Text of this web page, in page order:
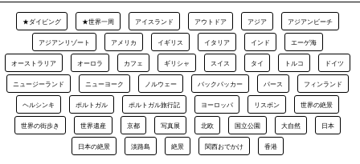
★ダイビング ★世界一周 アイスランド アウトドア アジア アジアンビーチ
アジアンリゾート アメリカ イギリス イタリア インド エーゲ海
オーストラリア オーロラ カフェ ギリシャ スイス タイ トルコ ドイツ
ニュージーランド ニューヨーク ノルウェー バックパッカー パース フィンランド
ヘルシンキ ポルトガル ポルトガル旅行記 ヨーロッパ リスボン 世界の絶景
世界の街歩き 世界遺産 京都 写真展 北欧 国立公園 大自然 日本
日本の絶景 淡路島 絶景 関西おでかけ 香港